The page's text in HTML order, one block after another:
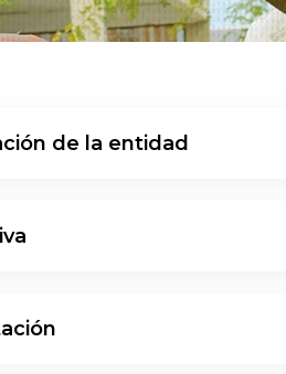
de la entidad